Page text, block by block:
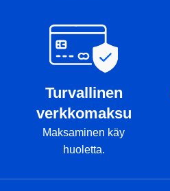
Turvallinen
verkkomaksu
Maksaminen käy
huoletta.